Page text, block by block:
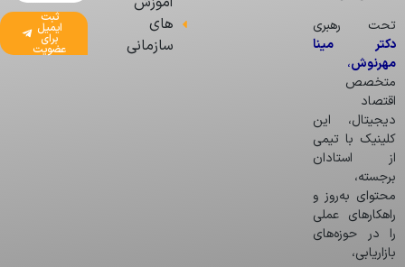
تحت رهبری
دکتر مینا
مهرنوش،
متخصص
اقتصاد
دیجیتال، این
کلینیک با تیمی
از استادان
برجسته،
محتوای به‌روز و
راهکارهای عملی
را در حوزه‌های
بازاریابی،
های
سازمانی
ثبت
ایمیل
برای
عضویت